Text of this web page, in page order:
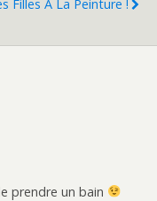
Filles À La Peinture !
prendre un bain